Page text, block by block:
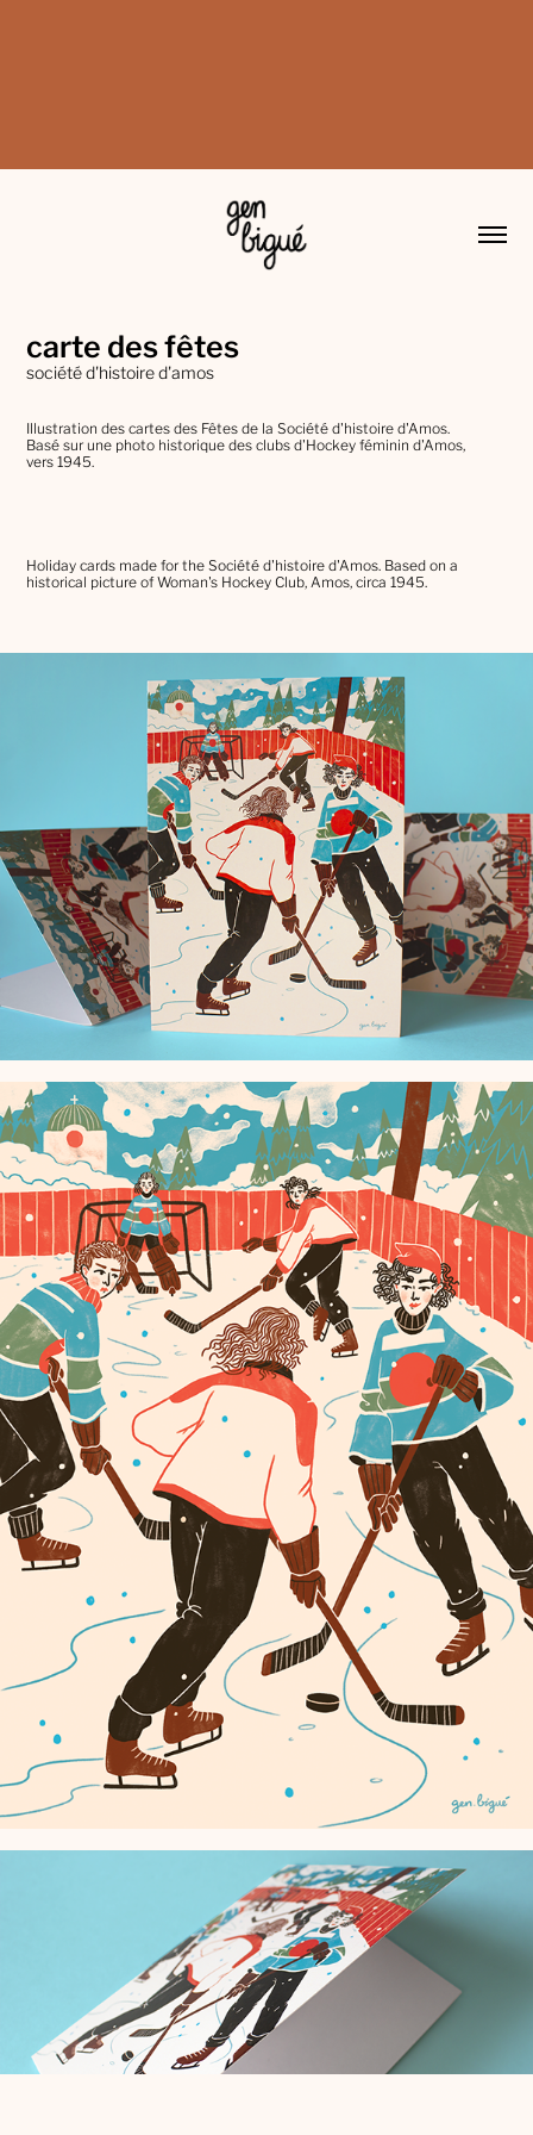
carte des fêtes
société d'histoire d'amos
Illustration des cartes des Fêtes de la Société d'histoire d'Amos.
Basé sur une photo historique des clubs d'Hockey féminin d'Amos,
vers 1945.​​​​​​​
Holiday cards made for the Société d'histoire d'Amos. Based on a
historical picture of Woman's Hockey Club, Amos, circa 1945.